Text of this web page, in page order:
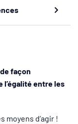
façon
l’égalité entre les
moyens d’agir !